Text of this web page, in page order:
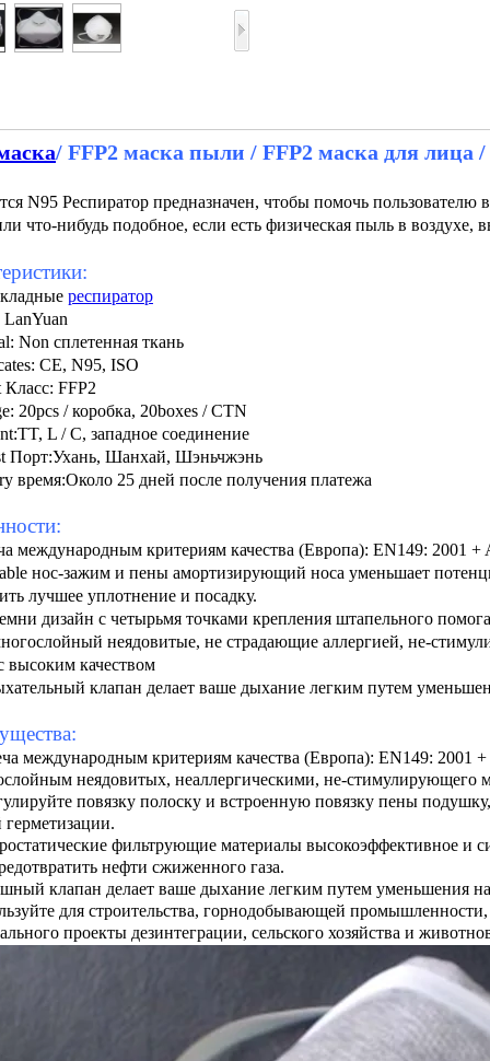
/ FFP2 маска пыли / FFP2 маска для лица
N95 Респиратор предназначен, чтобы помочь
что-нибудь подобное, если есть физическая пыль в воздухе,
респиратор
Non сплетенная ткань
CE, N95, ISO
Класс: FFP2
20pcs / коробка, 20boxes / CTN
TT, L / C, западное соединение
Порт:Ухань, Шанхай, Шэньчжэнь
время:Около 25 дней после получения платежа
международным критериям качества (Европа): EN149: 2001 +
нос-зажим и пены амортизирующий носа уменьшает
лучшее уплотнение и посадку.
дизайн с четырьмя точками крепления штапельного
неядовитые, не страдающие аллергией, не-
высоким качеством
клапан делает ваше дыхание легким путем
международным критериям качества (Европа): EN149: 2001
неядовитых, неаллергическими, не-стимулирующего
повязку полоску и встроенную повязку пены
герметизации.
фильтрующие материалы высокоэффективное и
нефти сжиженного газа.
клапан делает ваше дыхание легким путем уменьшения
для строительства, горнодобывающей
проекты дезинтеграции, сельского хозяйства и